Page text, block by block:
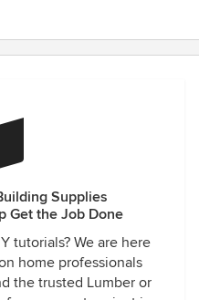
Supplies
Get the Job Done
tutorials? We are here
home professionals
the trusted Lumber or